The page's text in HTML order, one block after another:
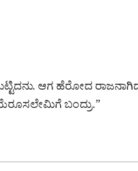
ಆಗ ಹೆರೋದ
ಬಂದ್ರು.”